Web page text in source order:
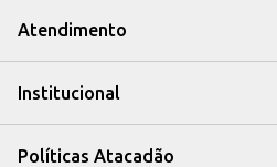
Atendimento
Institucional
Políticas Atacadão